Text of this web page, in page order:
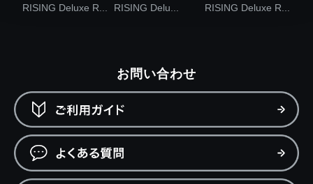
RISING Deluxe R...
RISING Delu...
RISING Deluxe R...
お問い合わせ